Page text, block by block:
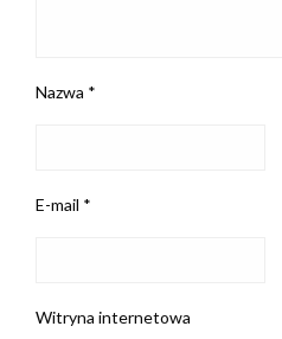
Nazwa *
E-mail *
Witryna internetowa